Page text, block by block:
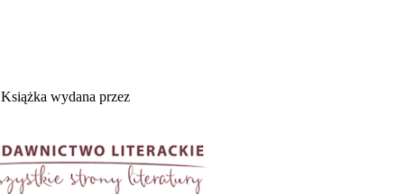
Książka wydana przez